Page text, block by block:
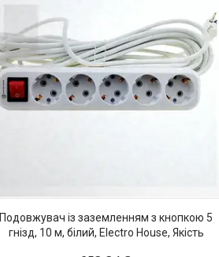
Подовжувач із заземленням з кнопкою 5
гнізд, 10 м, білий, Electro House, Якість